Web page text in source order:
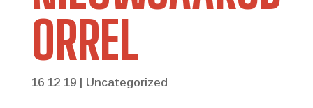
ORREL
16 12 19| Uncategorized